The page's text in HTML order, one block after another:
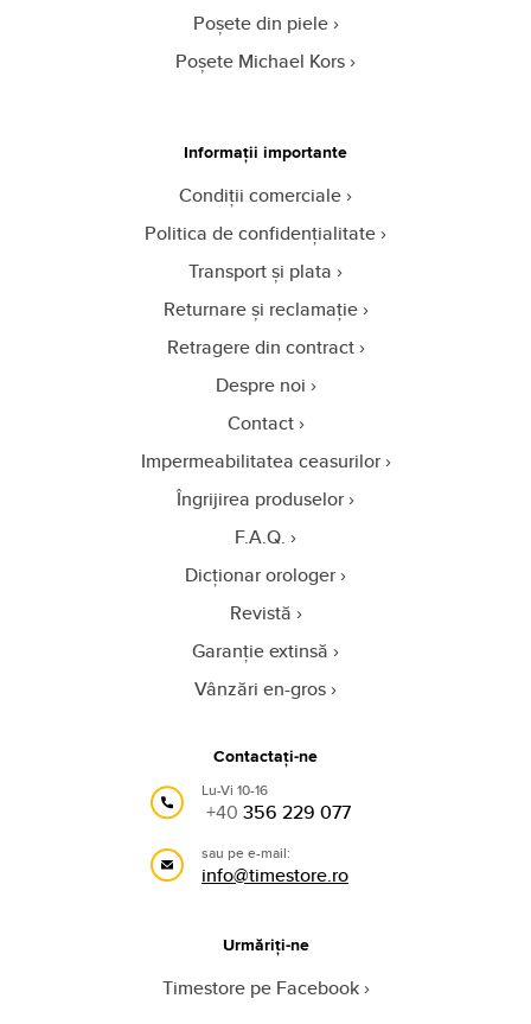
Poșete din piele
Poșete Michael Kors
Informații importante
Condiții comerciale
Politica de confidențialitate
Transport și plata
Returnare și reclamație
Retragere din contract
Despre noi
Contact
Impermeabilitatea ceasurilor
Îngrijirea produselor
F.A.Q.
Dicționar orologer
Revistă
Garanție extinsă
Vânzări en-gros
Contactați-ne
Lu-Vi 10-16
+40 356 229 077
sau pe e-mail:
info@timestore.ro
Urmăriți-ne
Timestore pe Facebook